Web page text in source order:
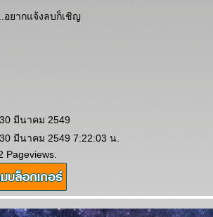
ยากแจ้งลบก็เชิญ
มีนาคม 2549
มีนาคม 2549 7:22:03 น.
Pageviews.